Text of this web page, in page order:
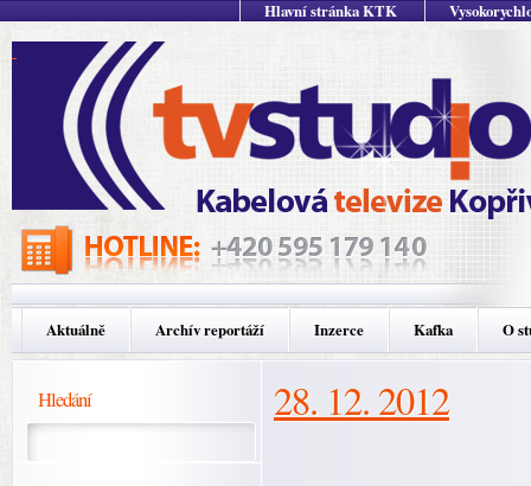
Hlavní stránka KTK
Aktuálně Archív reportáží Inzerce Kafka O
Hledání 28. 12. 2012